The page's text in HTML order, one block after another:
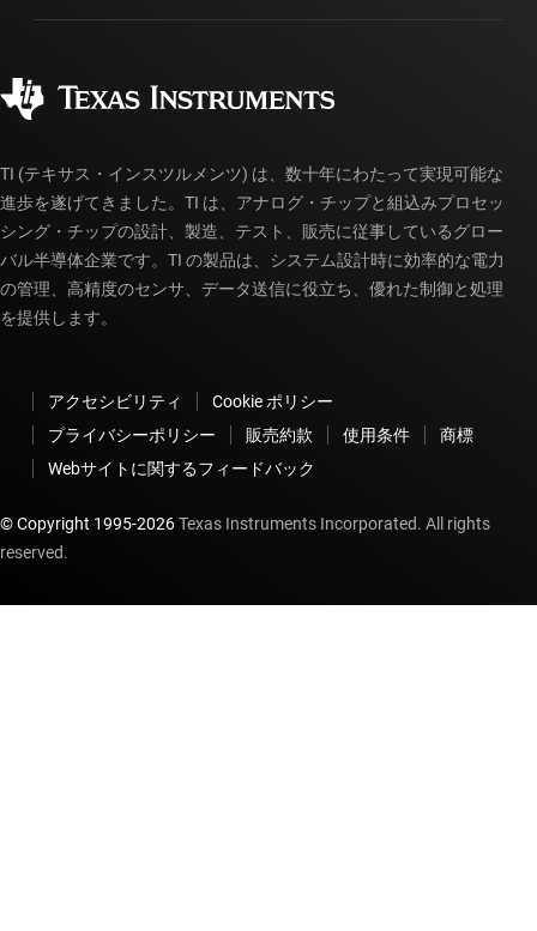
製造
myTI アカウントの FAQ
ご注文に関する FAQ
TI (テキサス・インスツルメンツ) は、数十年にわたって実現可能な
進歩を遂げてきました。TI は、アナログ・チップと組込みプロセッ
シング・チップの設計、製造、テスト、販売に従事しているグロー
バル半導体企業です。TI の製品は、システム設計時に効率的な電力
の管理、高精度のセンサ、データ送信に役立ち、優れた制御と処理
を提供します。
アクセシビリティ
Cookie ポリシー
プライバシーポリシー
販売約款 使用条件
商標
Webサイトに関するフィードバック
© Copyright 1995-2026Texas Instruments Incorporated. All rights
reserved.